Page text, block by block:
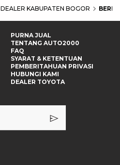
DEALER KABUPATEN BOGOR
PURNA JUAL
TENTANG AUTO2000
FAQ
SYARAT & KETENTUAN
PEMBERITAHUAN PRIVASI
HUBUNGI KAMI
DEALER TOYOTA